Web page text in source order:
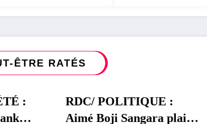
ÊTRE RATÉS
POLITIQUE
RDC/ POLITIQUE :
Aimé Boji Sangara plaide